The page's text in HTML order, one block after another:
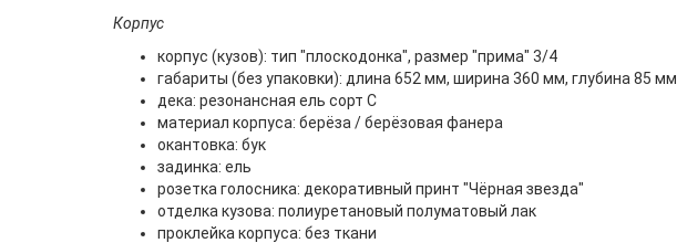
Корпус
корпус (кузов): тип "плоскодонка", размер "прима" 3/4
габариты (без упаковки): длина 652 мм, ширина 360 мм, глубина 85 мм
дека: резонансная ель сорт С
материал корпуса: берёза / берёзовая фанера
окантовка: бук
задинка: ель
розетка голосника: декоративный принт "Чёрная звезда"
отделка кузова: полиуретановый полуматовый лак
проклейка корпуса: без ткани